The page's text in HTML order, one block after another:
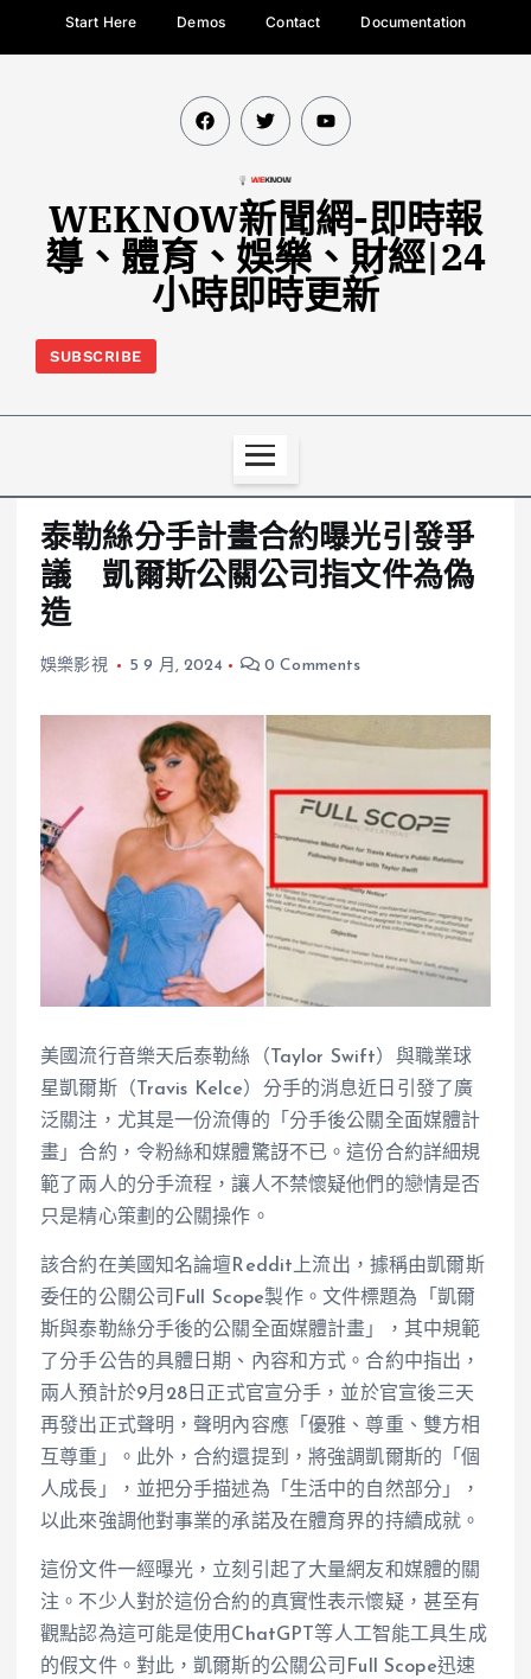
Start Here Demos Contact Documentation
WEKNOW新聞網-即時報
導、體育、娛樂、財經|24
小時即時更新
SUBSCRIBE
泰勒絲分手計畫合約曝光引發爭
議 凱爾斯公關公司指文件為偽
造
娛樂影視 5 9 月, 2024 0 Comments
美國流行音樂天后泰勒絲（Taylor Swift）與職業球
星凱爾斯（Travis Kelce）分手的消息近日引發了廣
泛關注，尤其是一份流傳的「分手後公關全面媒體計
畫」合約，令粉絲和媒體驚訝不已。這份合約詳細規
範了兩人的分手流程，讓人不禁懷疑他們的戀情是否
只是精心策劃的公關操作。
該合約在美國知名論壇Reddit上流出，據稱由凱爾斯
委任的公關公司Full Scope製作。文件標題為「凱爾
斯與泰勒絲分手後的公關全面媒體計畫」，其中規範
了分手公告的具體日期、內容和方式。合約中指出，
兩人預計於9月28日正式官宣分手，並於官宣後三天
再發出正式聲明，聲明內容應「優雅、尊重、雙方相
互尊重」。此外，合約還提到，將強調凱爾斯的「個
人成長」，並把分手描述為「生活中的自然部分」，
以此來強調他對事業的承諾及在體育界的持續成就。
這份文件一經曝光，立刻引起了大量網友和媒體的關
注。不少人對於這份合約的真實性表示懷疑，甚至有
觀點認為這可能是使用ChatGPT等人工智能工具生成
的假文件。對此，凱爾斯的公關公司Full Scope迅速